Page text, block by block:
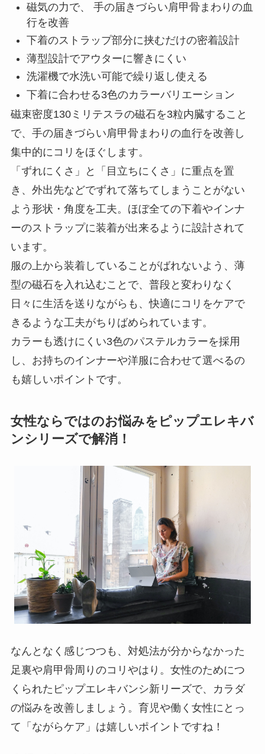
磁気の力で、 手の届きづらい肩甲骨まわりの血
行を改善
下着のストラップ部分に挟むだけの密着設計
薄型設計でアウターに響きにくい
洗濯機で水洗い可能で繰り返し使える
下着に合わせる3色のカラーバリエーション
磁束密度130ミリテスラの磁石を3粒内臓すること
で、手の届きづらい肩甲骨まわりの血行を改善し
集中的にコリをほぐします。
「ずれにくさ」と「目立ちにくさ」に重点を置
き、外出先などでずれて落ちてしまうことがない
よう形状・角度を工夫。ほぼ全ての下着やインナ
ーのストラップに装着が出来るように設計されて
います。
服の上から装着していることがばれないよう、薄
型の磁石を入れ込むことで、普段と変わりなく
日々に生活を送りながらも、快適にコリをケアで
きるような工夫がちりばめられています。
カラーも透けにくい3色のパステルカラーを採用
し、お持ちのインナーや洋服に合わせて選べるの
も嬉しいポイントです。
女性ならではのお悩みをピップエレキバ
ンシリーズで解消！
なんとなく感じつつも、対処法が分からなかった
足裏や肩甲骨周りのコリやはり。女性のためにつ
くられたピップエレキバンシ新リーズで、カラダ
の悩みを改善しましょう。育児や働く女性にとっ
て「ながらケア」は嬉しいポイントですね！